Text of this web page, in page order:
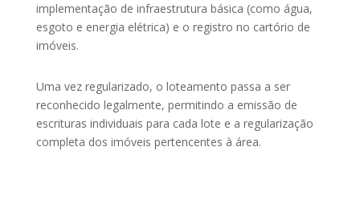
implementação de infraestrutura básica (como água,
esgoto e energia elétrica) e o registro no cartório de
imóveis.
Uma vez regularizado, o loteamento passa a ser
reconhecido legalmente, permitindo a emissão de
escrituras individuais para cada lote e a regularização
completa dos imóveis pertencentes à área.